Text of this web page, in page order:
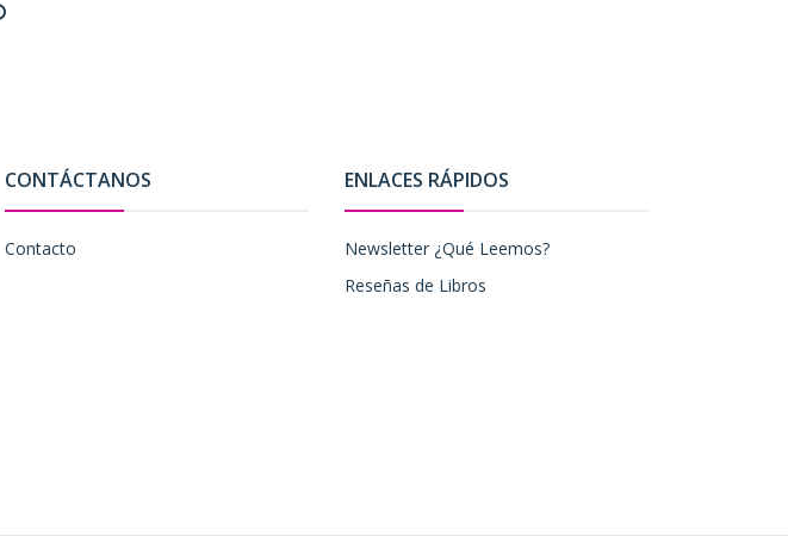
CONTÁCTANOS
Contacto
ENLACES RÁPIDOS
Newsletter ¿Qué Leemos?
Reseñas de Libros